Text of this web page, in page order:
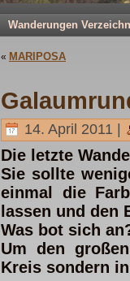
Wanderungen
« MARIPOSA
14. April 2011 |
Die letzte
Sie sollte
einmal die
lassen und den
Was bot sich
Um den
Kreis sondern